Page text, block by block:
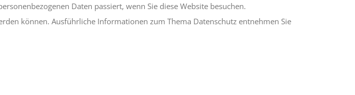
Daten passiert, wenn Sie diese Website besuchen.
können. Ausführliche Informationen zum Thema Datenschutz entnehmen Sie